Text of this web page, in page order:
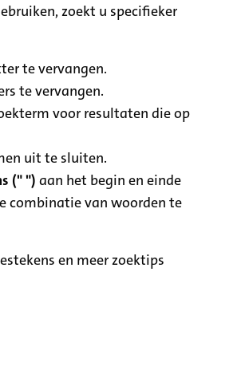
zoekt u specifieker
te vervangen.
te vervangen.
voor resultaten die op
uit te sluiten.
(" ") aan het begin en einde
combinatie van woorden te
en meer zoektips